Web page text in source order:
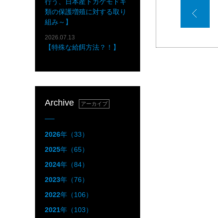
類の保護増殖に対する取り
組み～】
2026.07.13
【特殊な給餌方法？！】
Archive アーカイブ
2026年（33）
2025年（65）
2024年（84）
2023年（76）
2022年（106）
2021年（103）